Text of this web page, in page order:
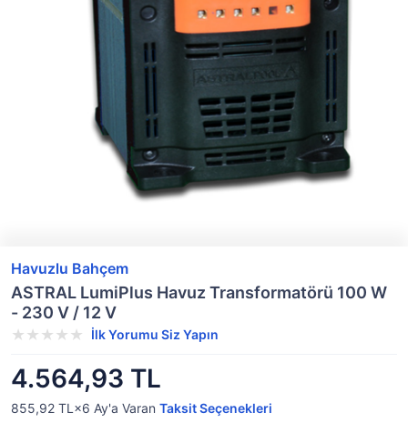
Havuzlu Bahçem
ASTRAL LumiPlus Havuz Transformatörü 100 W
- 230 V / 12 V
İlk Yorumu Siz Yapın
4.564,93 TL
855,92 TL×6 Ay'a Varan Taksit Seçenekleri